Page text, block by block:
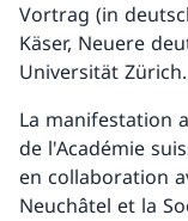
Vortrag (in
Käser, Neuere
Universität Zürich.
La manifestation
de l'Académie
en collaboration
Neuchâtel et la